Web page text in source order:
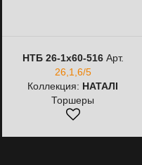
НТБ 26-1х60-516Арт.
26,1,6/5
Коллекция: НАТАЛІ
Торшеры